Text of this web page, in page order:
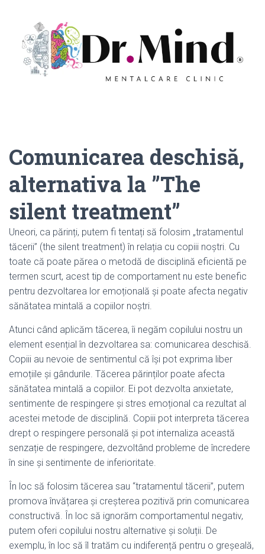
Comunicarea deschisă,
alternativa la ”The
silent treatment”
Uneori, ca părinți, putem fi tentați să folosim „tratamentul
tăcerii” (the silent treatment) în relația cu copiii noștri. Cu
toate că poate părea o metodă de disciplină eficientă pe
termen scurt, acest tip de comportament nu este benefic
pentru dezvoltarea lor emoțională și poate afecta negativ
sănătatea mintală a copiilor noștri.
Atunci când aplicăm tăcerea, îi negăm copilului nostru un
element esențial în dezvoltarea sa: comunicarea deschisă.
Copiii au nevoie de sentimentul că își pot exprima liber
emoțiile și gândurile. Tăcerea părinților poate afecta
sănătatea mintală a copiilor. Ei pot dezvolta anxietate,
sentimente de respingere și stres emoțional ca rezultat al
acestei metode de disciplină. Copiii pot interpreta tăcerea
drept o respingere personală și pot internaliza această
senzație de respingere, dezvoltând probleme de încredere
în sine și sentimente de inferioritate.
În loc să folosim tăcerea sau “tratamentul tăcerii”, putem
promova învățarea și creșterea pozitivă prin comunicarea
constructivă. În loc să ignorăm comportamentul negativ,
putem oferi copilului nostru alternative și soluții. De
exemplu, în loc să îl tratăm cu indiferență pentru o greșeală,